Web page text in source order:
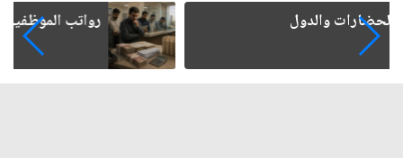
رواتب الموظفين على صفيح ساخن